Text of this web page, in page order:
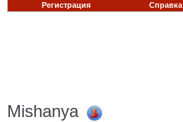
Регистрация Справка
Mishanya